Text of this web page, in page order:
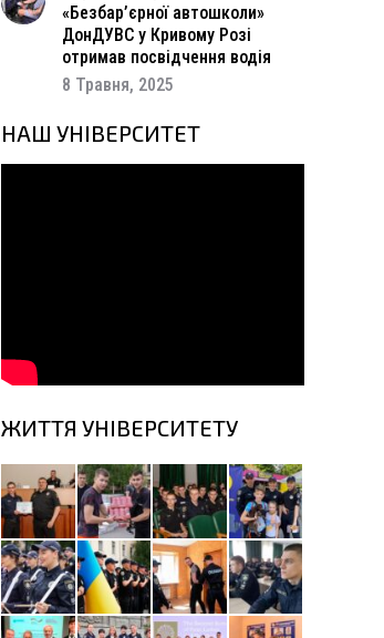
«Безбар’єрної автошколи»
ДонДУВС у Кривому Розі
отримав посвідчення водія
8 Травня, 2025
НАШ УНІВЕРСИТЕТ
ЖИТТЯ УНІВЕРСИТЕТУ